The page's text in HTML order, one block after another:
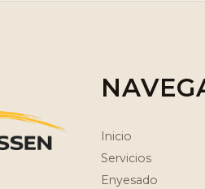
Inicio
Servicios
Enyesado